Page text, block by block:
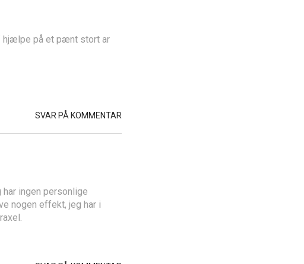
hjælpe på et pænt stort ar
SVAR PÅ KOMMENTAR
ingen personlige
nogen effekt, jeg har i